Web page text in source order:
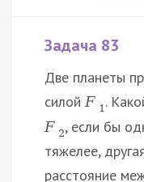
Задача 83
Две планеты
силойF 1.
F 2, если бы
тяжелее,
расстояние